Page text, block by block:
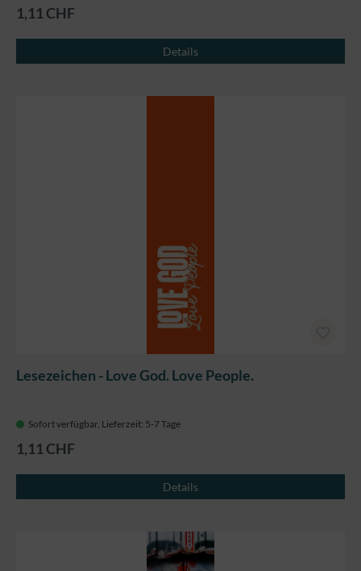
1,11 CHF
Details
Lesezeichen - Love God. Love People.
Sofort verfügbar, Lieferzeit: 5-7 Tage
1,11 CHF
Details